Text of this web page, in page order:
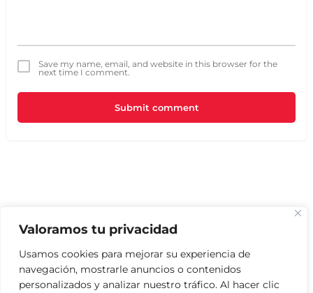
Valoramos tu privacidad
Usamos cookies para mejorar su experiencia de
navegación, mostrarle anuncios o contenidos
personalizados y analizar nuestro tráfico. Al hacer clic
Save my name, email, and website in this browser for the
next time I comment.
Submit comment